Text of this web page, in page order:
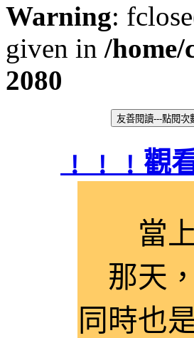
Warning:
given in /home/
2080
﹗﹗﹗觀
當上
那天
同時也